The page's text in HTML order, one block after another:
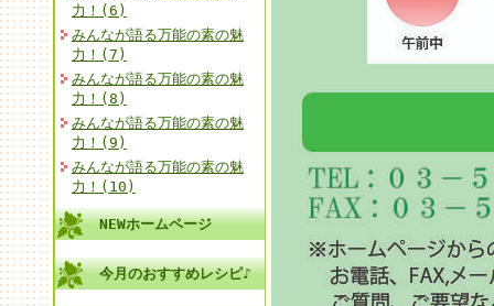
力！(6)
みんなが語る万能の素の魅
力！(7)
みんなが語る万能の素の魅
力！(8)
みんなが語る万能の素の魅
力！(9)
みんなが語る万能の素の魅
力！(10)
NEWホームページ
今月のおすすめレシピ♪